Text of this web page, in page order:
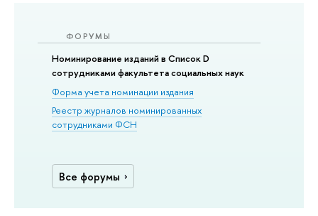
ФОРУМЫ
Номинирование изданий в Список D
сотрудниками факультета социальных наук
Форма учета номинации издания
Реестр журналов номинированных
сотрудниками ФСН
Все форумы